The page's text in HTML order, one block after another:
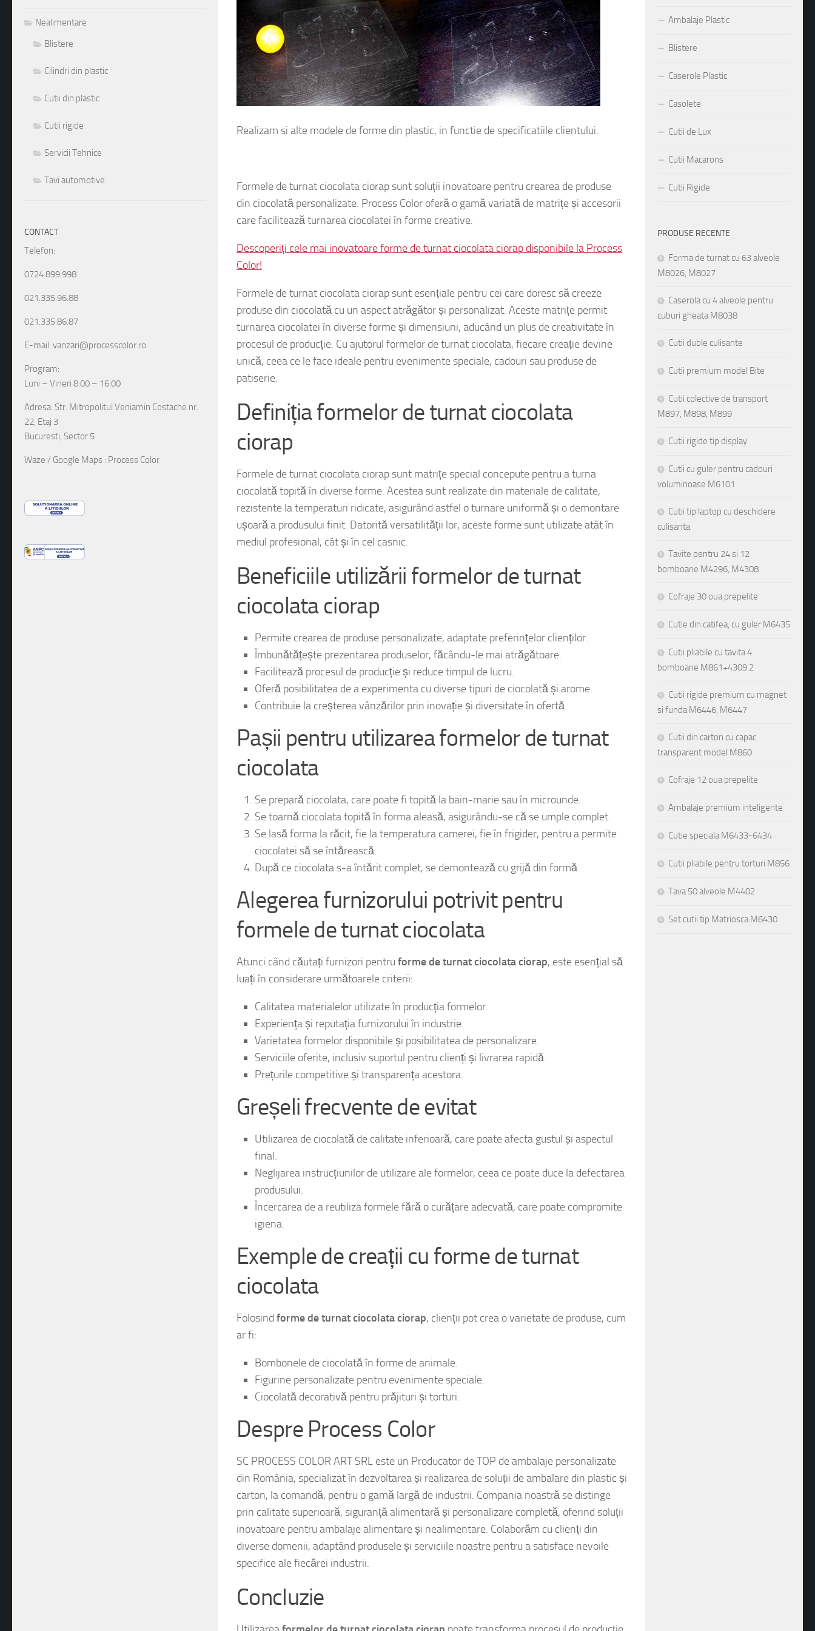
Formele de turnat ciocolata ciorap sunt soluții inovatoare pentru crearea de produse
din ciocolată personalizate. Process Color oferă o gamă variată de matrițe și accesorii
Descoperiți cele mai inovatoare forme de turnat ciocolata ciorap disponibile la Process
Formele de turnat ciocolata ciorap sunt esențiale pentru cei care doresc să creeze
produse din ciocolată cu un aspect atrăgător și personalizat. Aceste matrițe permit
turnarea ciocolatei în diverse forme și dimensiuni, aducând un plus de creativitate în
procesul de producție. Cu ajutorul formelor de turnat ciocolata, fiecare creație devine
unică, ceea ce le face ideale pentru evenimente speciale, cadouri sau produse de
Definiția formelor de turnat ciocolata
ciorap
Formele de turnat ciocolata ciorap sunt matrițe special concepute pentru a turna
ciocolată topită în diverse forme. Acestea sunt realizate din materiale de calitate,
rezistente la temperaturi ridicate, asigurând astfel o turnare uniformă și o demontare
ușoară a produsului finit. Datorită versatilității lor, aceste forme sunt utilizate atât în
Beneficiile utilizării formelor de turnat
ciocolata ciorap
Permite crearea de produse personalizate, adaptate preferințelor clienților.
Îmbunătățește prezentarea produselor, făcându-le mai atrăgătoare.
Facilitează procesul de producție și reduce timpul de lucru.
Oferă posibilitatea de a experimenta cu diverse tipuri de ciocolată și arome.
Pașii pentru utilizarea formelor de turnat
ciocolata
Se prepară ciocolata, care poate fi topită la bain-marie sau în microunde.
Se toarnă ciocolata topită în forma aleasă, asigurându-se că se umple complet.
Se lasă forma la răcit, fie la temperatura camerei, fie în frigider, pentru a permite
ciocolatei să se întărească.
Alegerea furnizorului potrivit pentru
formele de turnat ciocolata
Atunci când căutați furnizori pentruforme de turnat ciocolata ciorap
Calitatea materialelor utilizate în producția formelor.
Experiența și reputația furnizorului în industrie.
Varietatea formelor disponibile și posibilitatea de personalizare.
Serviciile oferite, inclusiv suportul pentru clienți și livrarea rapidă.
Greșeli frecvente de evitat
Utilizarea de ciocolată de calitate inferioară, care poate afecta gustul și aspectul
final.
Neglijarea instrucțiunilor de utilizare ale formelor, ceea ce poate duce la defectarea
produsului.
Încercarea de a reutiliza formele fără o curățare adecvată, care poate compromite
Exemple de creații cu forme de turnat
ciocolata
Folosind
Bombonele de ciocolată în forme de animale.
Figurine personalizate pentru evenimente speciale.
Despre Process Color
SC PROCESS COLOR ART SRL este un Producator de TOP de ambalaje personalizate
din România, specializat în dezvoltarea și realizarea de soluții de ambalare din plastic și
carton, la comandă, pentru o gamă largă de industrii. Compania noastră se distinge
prin calitate superioară, siguranță alimentară și personalizare completă, oferind soluții
inovatoare pentru ambalaje alimentare și nealimentare. Colaborăm cu clienți din
diverse domenii, adaptând produsele și serviciile noastre pentru a satisface nevoile
Concluzie
Nealimentare
Blistere
Cilindri din plastic
Cutii din plastic
Cutii rigide
Servicii Tehnice
Tavi automotive
CONTACT
Telefon:
0724.899.998
021.335.96.88
021.335.86.87
E-mail: vanzari@processcolor.ro
Program:
Luni – Vineri 8:00 – 16:00
Adresa: Str. Mitropolitul Veniamin Costache nr.
22, Etaj 3
Bucuresti, Sector 5
Waze / Google Maps : Process Color
Ambalaje Plastic
Blistere
Caserole Plastic
Casolete
Cutii de Lux
Cutii Macarons
Cutii Rigide
PRODUSE RECENTE
Forma de turnat cu 63 alveole
M8026, M8027
Caserola cu 4 alveole pentru
cuburi gheata M8038
Cutii duble culisante
Cutii premium model Bite
Cutii colective de transport
M897, M898, M899
Cutii rigide tip display
Cutii cu guler pentru cadouri
voluminoase M6101
Cutii tip laptop cu deschidere
culisanta
Tavite pentru 24 si 12
bomboane M4296, M4308
Cofraje 30 oua prepelite
Cutie din catifea, cu guler M6435
Cutii pliabile cu tavita 4
bomboane M861+4309.2
Cutii rigide premium cu magnet
si funda M6446, M6447
Cutii din carton cu capac
transparent model M860
Cofraje 12 oua prepelite
Ambalaje premium inteligente
Cutie speciala M6433-6434
Cutii pliabile pentru torturi M856
Tava 50 alveole M4402
Set cutii tip Matriosca M6430